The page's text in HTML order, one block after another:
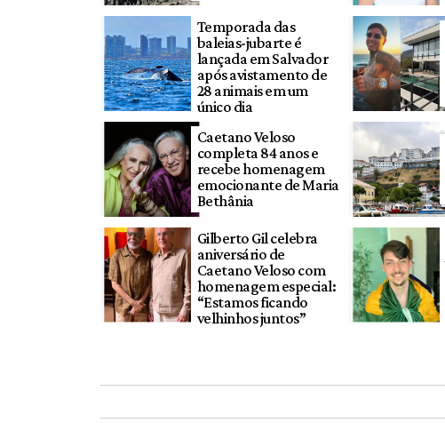
Temporada das
baleias-jubarte é
lançada em Salvador
após avistamento de
28 animais em um
único dia
Caetano Veloso
completa 84 anos e
recebe homenagem
emocionante de Maria
Bethânia
Gilberto Gil celebra
aniversário de
Caetano Veloso com
homenagem especial:
“Estamos ficando
velhinhos juntos”